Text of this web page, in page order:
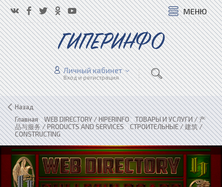
МЕНЮ
ГИПЕРИНФО
Личный кабинет
Вход и регистрация
Назад
Главная»WEB DIRECTORY / HIPERINFO»ТОВАРЫ И УСЛУГИ / 产
品与服务 / PRODUCTS AND SERVICES»СТРОИТЕЛЬНЫЕ / 建筑 /
CONSTRUCTING